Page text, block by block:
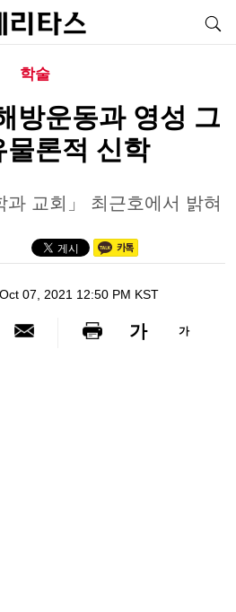
학술
방운동과 영성 그
물론적 신학
교회」 최근호에서 밝혀
07, 2021 12:50 PM KST
가 가